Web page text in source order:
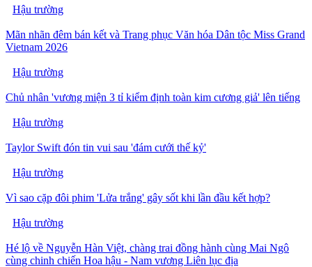
Hậu trường
Mãn nhãn đêm bán kết và Trang phục Văn hóa Dân tộc Miss Grand
Vietnam 2026
Hậu trường
Chủ nhân 'vương miện 3 tỉ kiểm định toàn kim cương giả' lên tiếng
Hậu trường
Taylor Swift đón tin vui sau 'đám cưới thế kỷ'
Hậu trường
Vì sao cặp đôi phim 'Lửa trắng' gây sốt khi lần đầu kết hợp?
Hậu trường
Hé lộ về Nguyễn Hàn Việt, chàng trai đồng hành cùng Mai Ngô
cùng chinh chiến Hoa hậu - Nam vương Liên lục địa